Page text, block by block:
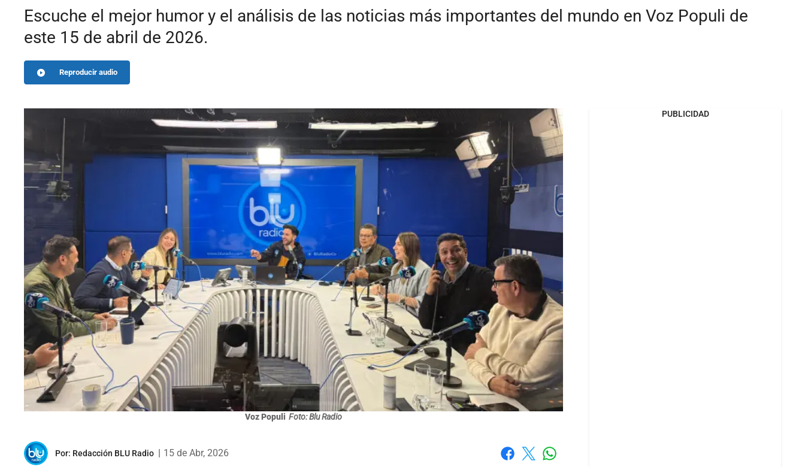
Escuche el mejor humor y el análisis de las noticias más importantes del mundo en Voz Populi de
este 15 de abril de 2026.
Reproducir audio
Voz Populi Foto: Blu Radio
Por: Redacción BLU Radio
15 de Abr, 2026
PUBLICIDAD